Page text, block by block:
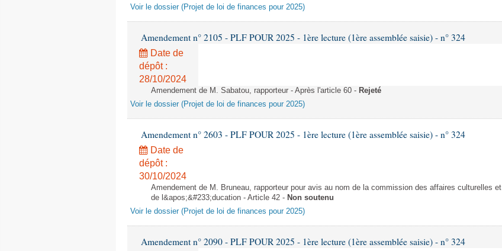
Voir le dossier (Projet de loi de finances pour 2025)
Amendement n° 2105 - PLF POUR 2025 - 1ère lecture (1ère assemblée saisie) - n° 324
Date de
dépôt :
28/10/2024
Amendement de M. Sabatou, rapporteur - Après l'article 60 - Rejeté
Voir le dossier (Projet de loi de finances pour 2025)
Amendement n° 2603 - PLF POUR 2025 - 1ère lecture (1ère assemblée saisie) - n° 324
Date de
dépôt :
30/10/2024
Amendement de M. Bruneau, rapporteur pour avis au nom de la commission des affaires culturelles et
de l&apos;&#233;ducation - Article 42 - Non soutenu
Voir le dossier (Projet de loi de finances pour 2025)
Amendement n° 2090 - PLF POUR 2025 - 1ère lecture (1ère assemblée saisie) - n° 324